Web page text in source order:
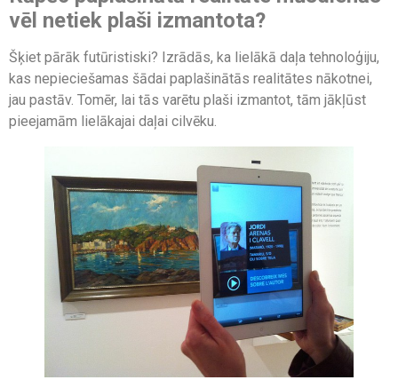
vēl netiek plaši izmantota?
Šķiet pārāk futūristiski? Izrādās, ka lielākā daļa tehnoloģiju,
kas nepieciešamas šādai paplašinātās realitātes nākotnei,
jau pastāv. Tomēr, lai tās varētu plaši izmantot, tām jākļūst
pieejamām lielākajai daļai cilvēku.